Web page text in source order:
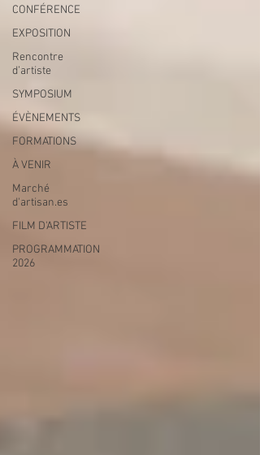
CONFÉRENCE
EXPOSITION
Rencontre
d’artiste
SYMPOSIUM
ÉVÈNEMENTS
FORMATIONS
À VENIR
Marché
d'artisan.es
FILM D'ARTISTE
PROGRAMMATION
2026